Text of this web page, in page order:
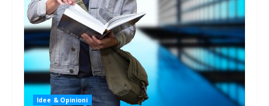
Idee & Opinioni